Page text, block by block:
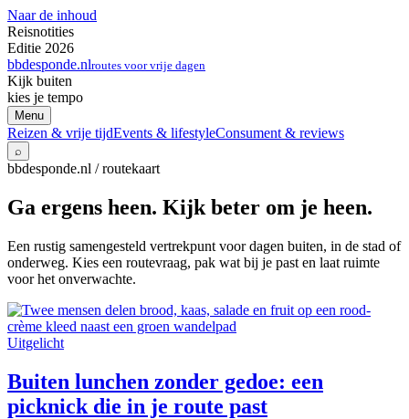
Naar de inhoud
Reisnotities
Editie 2026
bbdesponde.nlroutes voor vrije dagen
Kijk buiten
kies je tempo
Menu
Reizen & vrije tijdEvents & lifestyleConsument & reviews
⌕
bbdesponde.nl / routekaart
Ga ergens heen. Kijk beter om je heen.
Een rustig samengesteld vertrekpunt voor dagen buiten, in de stad of
onderweg. Kies een routevraag, pak wat bij je past en laat ruimte
voor het onverwachte.
Uitgelicht
Buiten lunchen zonder gedoe: een
picknick die in je route past